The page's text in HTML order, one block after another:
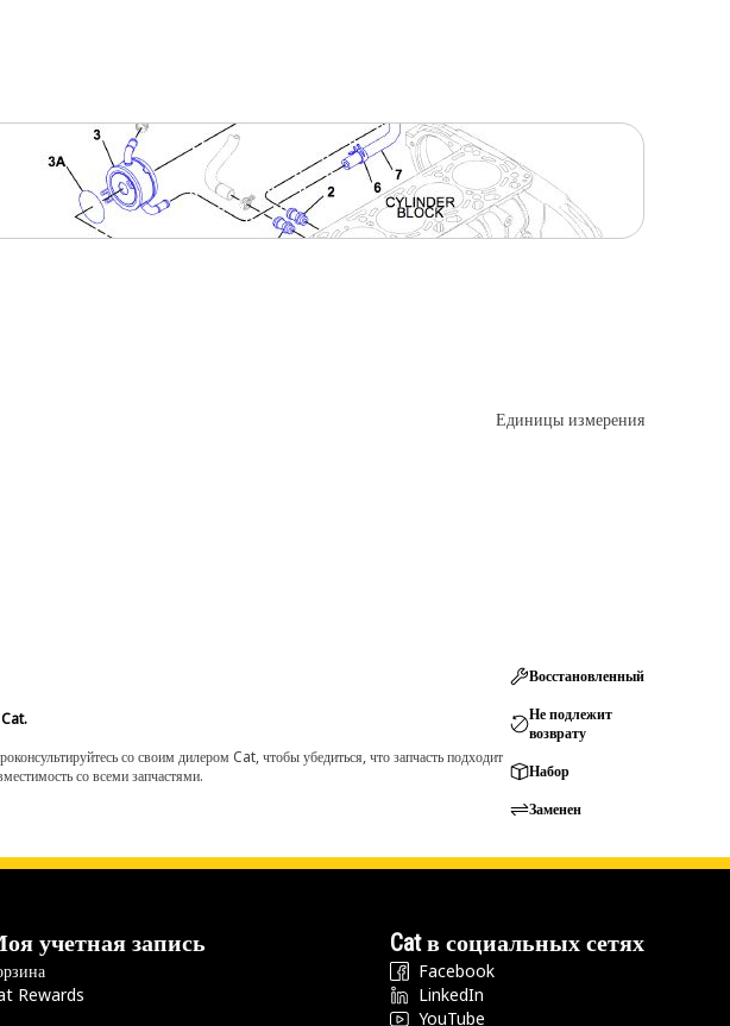
Единицы измерения
со своим дилером Cat, чтобы убедиться, что запчасть подходит
со всеми запчастями.
Восстановленный
Не подлежит
возврату
Набор
Заменен
учетная запись
Rewards
Cat в социальных сетях
Facebook
LinkedIn
YouTube